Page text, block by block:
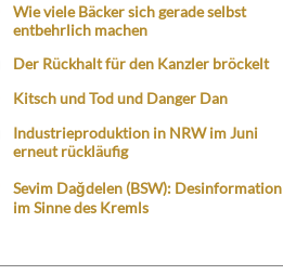
Wie viele Bäcker sich gerade selbst
entbehrlich machen
Der Rückhalt für den Kanzler bröckelt
Kitsch und Tod und Danger Dan
Industrieproduktion in NRW im Juni
erneut rückläufig
Sevim Dağdelen (BSW): Desinformation
im Sinne des Kremls